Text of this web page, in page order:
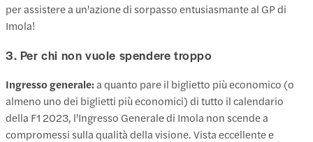
per assistere a un'azione di sorpasso entusiasmante al GP di
Imola!
3. Per chi non vuole spendere troppo
Ingresso generale:a quanto pare il biglietto più economico (o
almeno uno dei biglietti più economici) di tutto il calendario
della F1 2023, l'Ingresso Generale di Imola non scende a
compromessi sulla qualità della visione. Vista eccellente e